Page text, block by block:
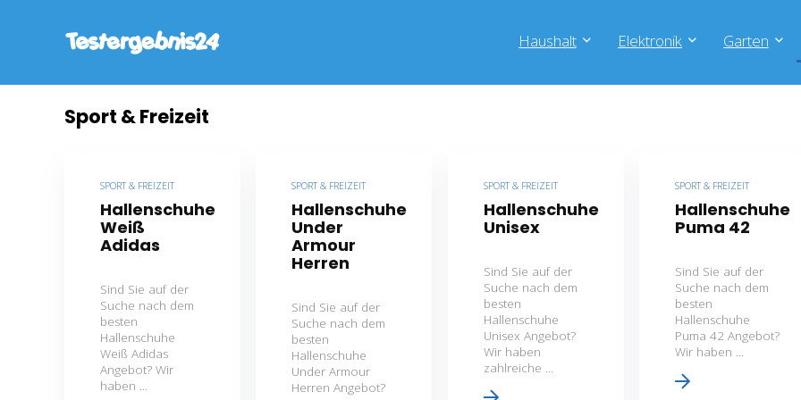
Haushalt Elektronik Garten
Sport & Freizeit
SPORT & FREIZEIT
Hallenschuhe
Weiß
Adidas
Sind Sie auf der
Suche nach dem
besten
Hallenschuhe
Weiß Adidas
Angebot? Wir
haben ...
SPORT & FREIZEIT
Hallenschuhe
Under
Armour
Herren
Sind Sie auf der
Suche nach dem
besten
Hallenschuhe
Under Armour
Herren Angebot?
SPORT & FREIZEIT
Hallenschuhe
Unisex
Sind Sie auf der
Suche nach dem
besten
Hallenschuhe
Unisex Angebot?
Wir haben
zahlreiche ...
SPORT & FREIZEIT
Hallenschuhe
Puma 42
Sind Sie auf der
Suche nach dem
besten
Hallenschuhe
Puma 42 Angebot?
Wir haben ...